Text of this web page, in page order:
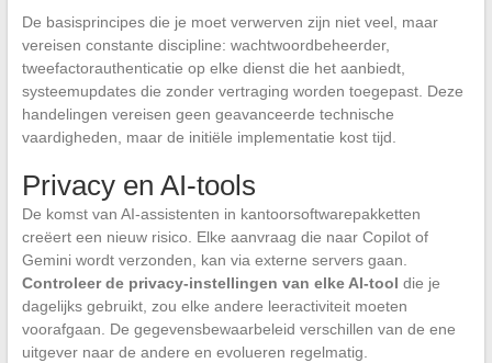
De basisprincipes die je moet verwerven zijn niet veel, maar
vereisen constante discipline: wachtwoordbeheerder,
tweefactorauthenticatie op elke dienst die het aanbiedt,
systeemupdates die zonder vertraging worden toegepast. Deze
handelingen vereisen geen geavanceerde technische
vaardigheden, maar de initiële implementatie kost tijd.
Privacy en AI-tools
De komst van AI-assistenten in kantoorsoftwarepakketten
creëert een nieuw risico. Elke aanvraag die naar Copilot of
Gemini wordt verzonden, kan via externe servers gaan.
Controleer de privacy-instellingen van elke AI-tool die je
dagelijks gebruikt, zou elke andere leeractiviteit moeten
voorafgaan. De gegevensbewaarbeleid verschillen van de ene
uitgever naar de andere en evolueren regelmatig.